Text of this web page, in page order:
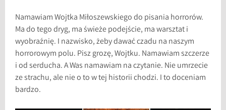
Namawiam Wojtka Miłoszewskiego do pisania horrorów.
Ma do tego dryg, ma świeże podejście, ma warsztat i
wyobraźnię. I nazwisko, żeby dawać czadu na naszym
horrorowym polu. Pisz grozę, Wojtku. Namawiam szczerze
i od serducha. A Was namawiam na czytanie. Nie umrzecie
ze strachu, ale nie o to w tej historii chodzi. I to doceniam
bardzo.